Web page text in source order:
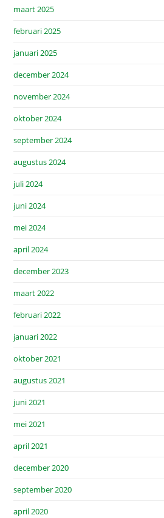
maart 2025
februari 2025
januari 2025
december 2024
november 2024
oktober 2024
september 2024
augustus 2024
juli 2024
juni 2024
mei 2024
april 2024
december 2023
maart 2022
februari 2022
januari 2022
oktober 2021
augustus 2021
juni 2021
mei 2021
april 2021
december 2020
september 2020
april 2020